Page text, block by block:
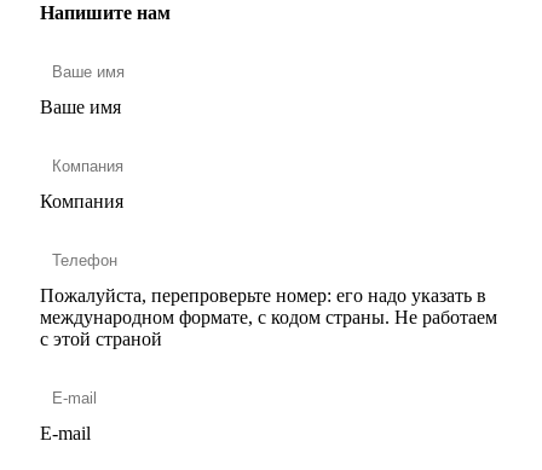
Напишите нам
Ваше имя
Компания
Пожалуйста, перепроверьте номер: его надо указать в
международном формате, с кодом страны. Не работаем
с этой страной
E-mail